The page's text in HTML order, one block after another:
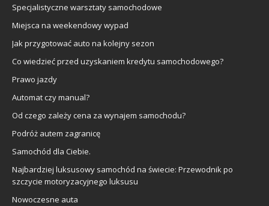
Specjalistyczne warsztaty samochodowe
Miejsca na weekendowy wypad
Jak przygotować auto na kolejny sezon
Co wiedzieć przed uzyskaniem kredytu samochodowego?
Prawo jazdy
Automat czy manual?
Od czego zależy cena za wynajem samochodu?
Podróż autem zagranicę
Samochód dla Ciebie.
Najbardziej luksusowy samochód na świecie: Przewodnik po
szczycie motoryzacyjnego luksusu
Nowoczesne auta